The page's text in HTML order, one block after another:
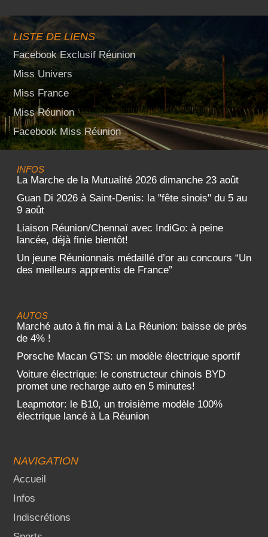
LISTE DE LIENS
Facebook Exclusif Réunion
Miss Univers
Miss France
Miss Réunion
Facebook Miss Réunion
INFOS
La Marche de la Mutualité 2026 dimanche 23 août
Guan Di 2026 à Saint-Denis: la "fête sinois" du 5 au
9 août
Liaison Réunion/Chennaï avec IndiGo: à peine
lancée, déjà finie bientôt!
Un jeune Réunionnais médaillé d’or au concours “Un
des meilleurs apprentis de France”
AUTOS
Marché auto à fin mai à La Réunion: baisse de près
de 4% !
Porsche Macan GTS: un modèle électrique sportif
Voiture électrique: le constructeur chinois BYD
promet une recharge auto en 5 minutes!
Leapmotor: le B10, un troisième modèle 100%
électrique lancé à La Réunion
NAVIGATION
Accueil
Infos
Indiscrétions